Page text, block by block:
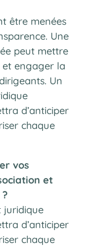
être menées
Une
peut mettre
et engager la
Un
d’anticiper
chaque
vos
et
juridique
d’anticiper
chaque